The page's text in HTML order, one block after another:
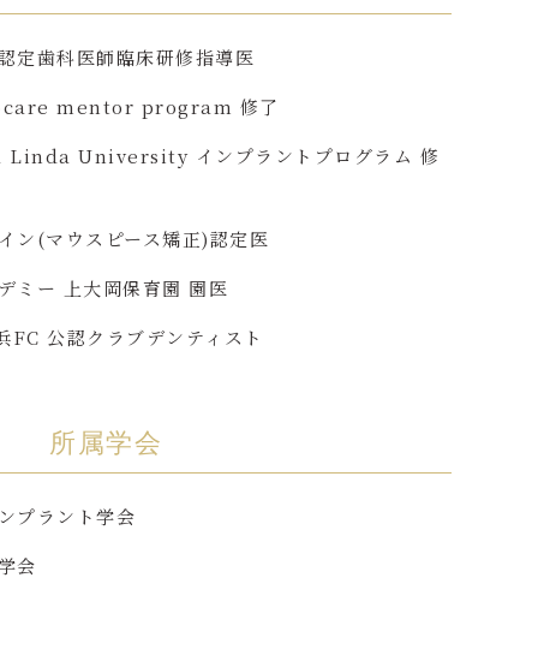
定歯科医師臨床研修指導医
mentor program 修了
Linda University インプラントプログラム 修
ン(マウスピース矯正)認定医
ミー 上大岡保育園 園医
FC 公認クラブデンティスト
所属学会
プラント学会
会